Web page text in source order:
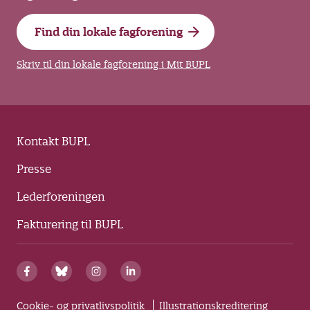
Find din lokale fagforening
Skriv til din lokale fagforening i Mit BUPL
Kontakt BUPL
Presse
Lederforeningen
Fakturering til BUPL
Cookie- og privatlivspolitik Illustrationskreditering